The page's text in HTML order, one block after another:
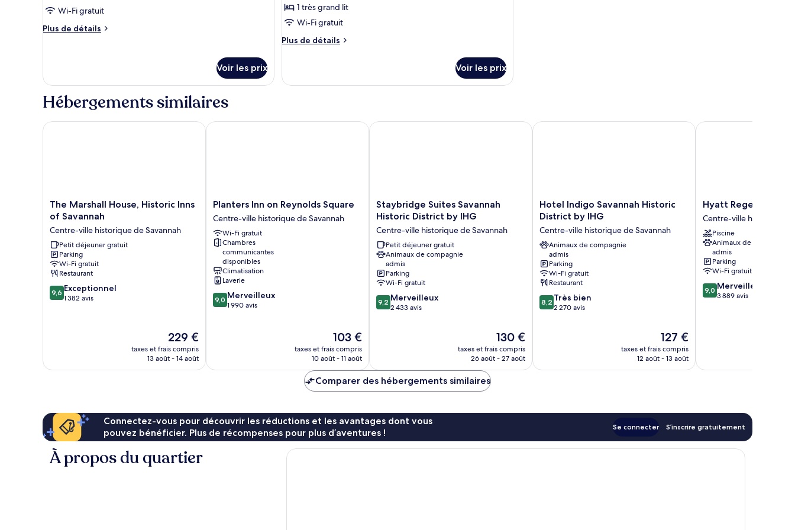
angle
de
chambre :
très
grand
lit
Wi-Fi gratuit
Plus de détails
Plus
type
chambre
Supérieure,
Voir les prix
de
chambre :
Chambre
très
accessible
1 très grand lit
Wi-Fi gratuit
Plus de détails
Plus
le
Chambre
aux
personnes
à
Voir les prix
Hébergements similaires
The
Marshall
Historic
Inns
of
Savannah
Centre-
ville
historique
The Marshall House, Historic Inns
of Savannah
Centre-ville historique de Savannah
Petit déjeuner gratuit
Parking
Wi-Fi gratuit
Restaurant
9.6
sur
9,6 Exceptionnel
1 382 avis
Le
nouveau
prix
229 €
taxes et frais compris
13 août - 14 août
The Marshall House, Historic Inns of Savannah
Planters
Inn
on
Reynolds
Square
Centre-
ville
historique
de
Savannah
Planters Inn on Reynolds Square
Centre-ville historique de Savannah
Wi-Fi gratuit
Chambres
communicantes
disponibles
Climatisation
Laverie
9.0
sur
9,0 Merveilleux
1 990 avis
Le
nouveau
prix
de
103 €
103 €
taxes et frais compris
10 août - 11 août
Planters Inn on Reynolds Square
Staybridge
Suites
Historic
District
by
IHG
Centre-
ville
historique
de
Staybridge Suites Savannah
Historic District by IHG
Centre-ville historique de Savannah
Petit déjeuner gratuit
Animaux de compagnie
admis
Parking
Wi-Fi gratuit
9.2
sur
9,2 Merveilleux
2 433 avis
Le
nouveau
prix
130 €
taxes et frais compris
26 août - 27 août
Staybridge Suites Savannah Historic District by IHG
Hotel
Indigo
Historic
District
IHG
Centre-
ville
historique
de
Hotel Indigo Savannah Historic
District by IHG
Centre-ville historique de Savannah
Animaux de compagnie
admis
Parking
Wi-Fi gratuit
Restaurant
8.2
sur
8,2 Très bien
2 270 avis
Le
nouveau
prix
127 €
taxes et frais compris
12 août - 13 août
Hotel Indigo Savannah Historic District by IHG
Hyatt
Regency
Savannah
Centre-
ville
historique
de
Savannah
Hyatt Regency
Centre-ville historique
Piscine
Animaux de compagnie
admis
Parking
Wi-Fi gratuit
9.0
sur
9,0 Merveilleux
3 889 avis
Hyatt Regency
Comparer des hébergements similaires
Connectez-vous pour découvrir les réductions et les avantages dont vous
pouvez bénéficier. Plus de récompenses pour plus d’aventures !
Se connecter S’inscrire gratuitement
À propos du quartier